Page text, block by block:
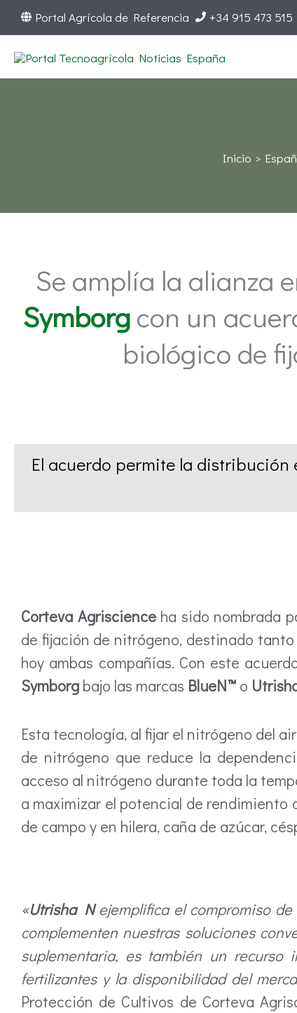
Portal Agrícola de Referencia +34 915 473 515
Inicio
Se amplía la alianza
Symborgcon un
biológico de
El acuerdo permite la distribución
Corteva Agriscienceha sido nombrada
de fijación de nitrógeno, destinado
hoy ambas compañías. Con este
Symborg bajo las marcas BlueN™ o
Esta tecnología, al fijar el nitrógeno del
de nitrógeno que reduce la
acceso al nitrógeno durante toda la
a maximizar el potencial de rendimiento
de campo y en hilera, caña de azúcar,
«Utrisha Nejemplifica el compromiso de
complementen nuestras soluciones
suplementaria, es también un
fertilizantes y la disponibilidad del
Protección de Cultivos de Corteva